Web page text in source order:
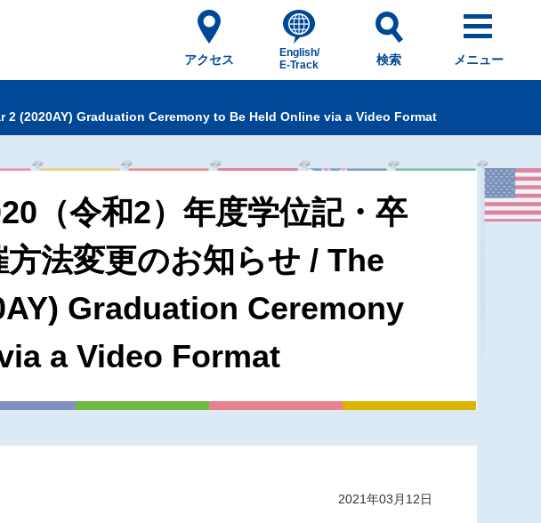
アクセス
English/
E-Track
検索 メニュー
2 (2020AY) Graduation Ceremony to Be Held Online via a Video Format
（令和2）年度学位記・卒
法変更のお知らせ / The
Graduation Ceremony
a Video Format
2021年03月12日